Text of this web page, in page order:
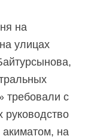
на
улицах
требовали с
руководство
акиматом, на